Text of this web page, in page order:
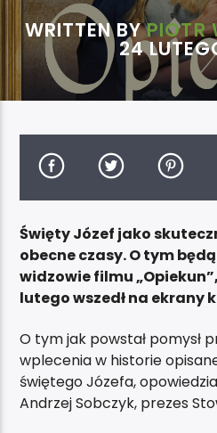
WRITTEN BYPIOTR
24
Święty Józef jako
obecne czasy. O tym
widzowie filmu
lutego wszedł na ekrany
O tym jak powstał pomysł
wplecenia w historie
świętego Józefa,
Andrzej Sobczyk, prezes